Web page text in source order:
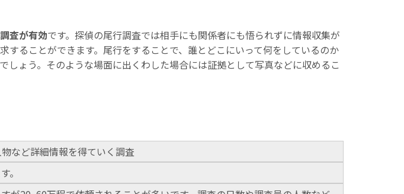
査が有効です。探偵の尾行調査では相手にも関係者にも悟られずに情報収集が
ることができます。尾行をすることで、誰とどこにいって何をしているのか
ょう。そのような場面に出くわした場合には証拠として写真などに収めるこ
など詳細情報を得ていく調査
。